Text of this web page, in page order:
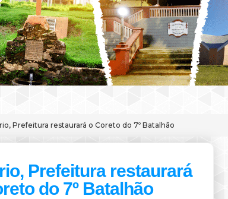
Prefeitura restaurará o Coreto do 7º Batalhão
Prefeitura restaurará
do 7º Batalhão